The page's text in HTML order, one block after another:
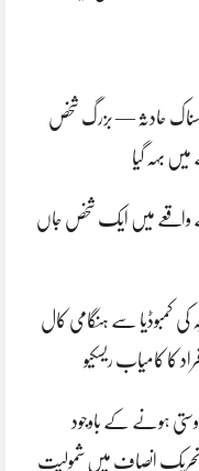
حادثہ — بزرگ شخص
بہہ گیا
واقعے میں ایک شخص جاں
کی کمبوڈیا سے ہنگامی کال
ہونے کے باوجود
انصاف میں شمولیت